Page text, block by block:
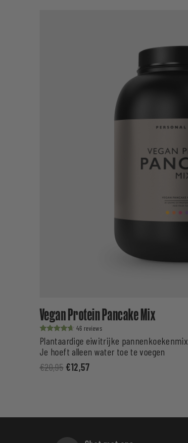
Vegan Protein Pancake Mix
Waardering
uit 5
46
Plantaardige eiwitrijke pannenkoekenmix
Je hoeft alleen water toe te voegen
€20,95 €12,57